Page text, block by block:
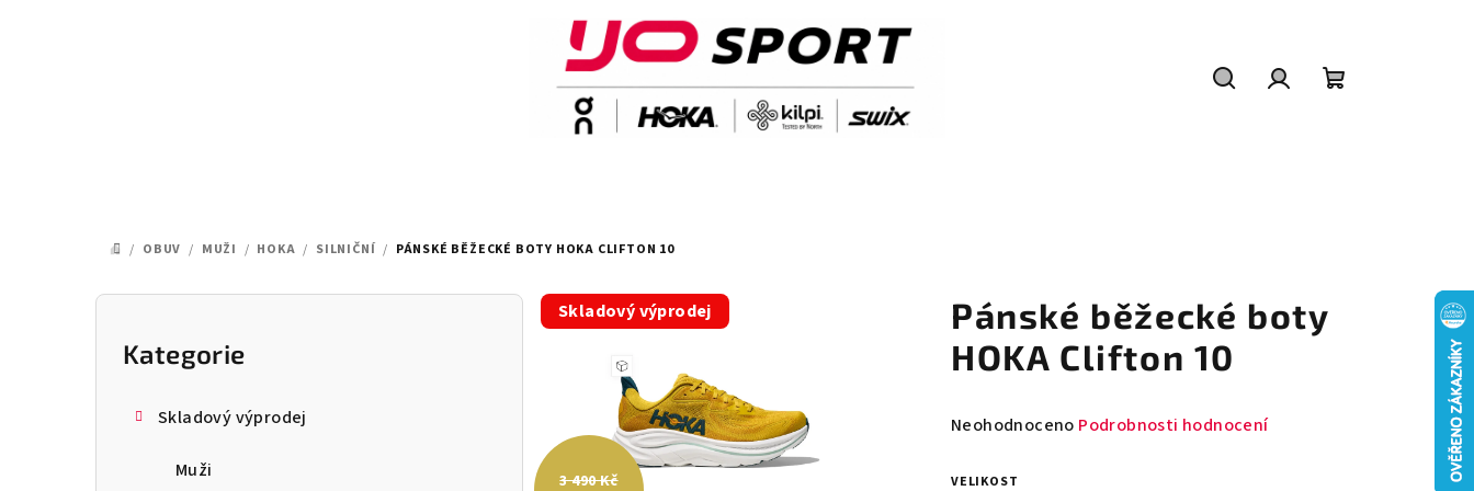
DOMŮ
/ OBUV / MUŽI / HOKA / SILNIČNÍ / PÁNSKÉ BĚŽECKÉ BOTY HOKA CLIFTON 10
P
Přeskočit
kategorie
Kategorie
Skladový výprodej
Muži
Pánské běžecké boty
HOKA Clifton 10
Průměrné
produktu
Neohodnoceno Podrobnosti hodnocení
VELIKOST
Skladový výprodej
3 490 Kč